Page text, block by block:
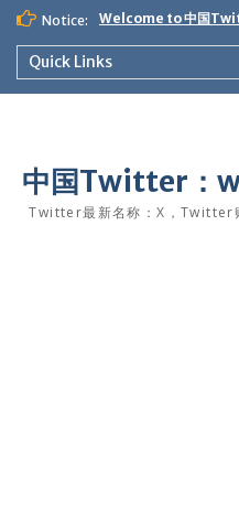
Skip
content
Notice: Welcome to 中国
Quick Links
中国Twitter：
Twitter最新名称：X，